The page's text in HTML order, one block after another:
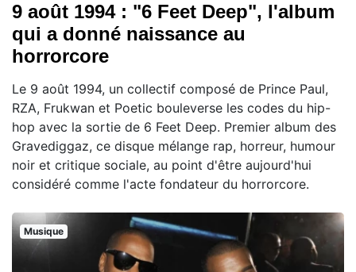
9 août 1994 : "6 Feet Deep", l'album
qui a donné naissance au
horrorcore
Le 9 août 1994, un collectif composé de Prince Paul,
RZA, Frukwan et Poetic bouleverse les codes du hip-
hop avec la sortie de 6 Feet Deep. Premier album des
Gravediggaz, ce disque mélange rap, horreur, humour
noir et critique sociale, au point d'être aujourd'hui
considéré comme l'acte fondateur du horrorcore.
Musique